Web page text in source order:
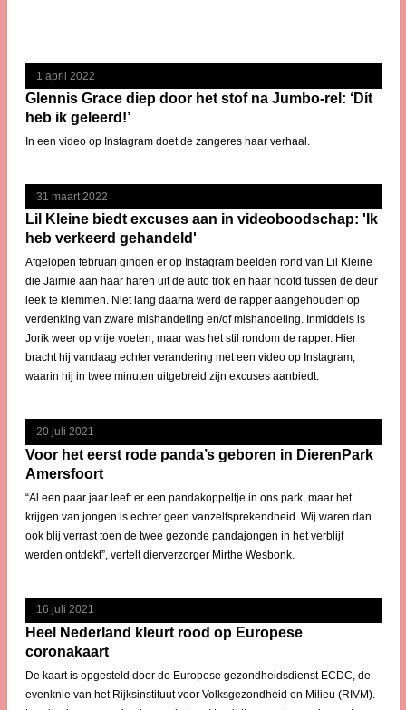
1 april 2022
Glennis Grace diep door het stof na Jumbo-rel: ‘Dít
heb ik geleerd!’
In een video op Instagram doet de zangeres haar verhaal.
31 maart 2022
Lil Kleine biedt excuses aan in videoboodschap: 'Ik
heb verkeerd gehandeld'
Afgelopen februari gingen er op Instagram beelden rond van Lil Kleine
die Jaimie aan haar haren uit de auto trok en haar hoofd tussen de deur
leek te klemmen. Niet lang daarna werd de rapper aangehouden op
verdenking van zware mishandeling en/of mishandeling. Inmiddels is
Jorik weer op vrije voeten, maar was het stil rondom de rapper. Hier
bracht hij vandaag echter verandering met een video op Instagram,
waarin hij in twee minuten uitgebreid zijn excuses aanbiedt.
20 juli 2021
Voor het eerst rode panda’s geboren in DierenPark
Amersfoort
“Al een paar jaar leeft er een pandakoppeltje in ons park, maar het
krijgen van jongen is echter geen vanzelfsprekendheid. Wij waren dan
ook blij verrast toen de twee gezonde pandajongen in het verblijf
werden ontdekt”, vertelt dierverzorger Mirthe Wesbonk.
16 juli 2021
Heel Nederland kleurt rood op Europese
coronakaart
De kaart is opgesteld door de Europese gezondheidsdienst ECDC, de
evenknie van het Rijksinstituut voor Volksgezondheid en Milieu (RIVM).